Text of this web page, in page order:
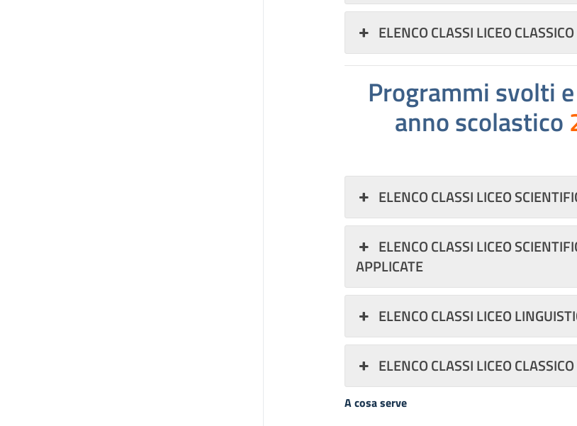
ELENCO CLASSI LICEO CLASSICO
Programmi svolti
anno scolastico
ELENCO CLASSI LICEO
ELENCO CLASSI LICEO
APPLICATE
ELENCO CLASSI LICEO
ELENCO CLASSI LICEO CLASSICO
A cosa serve